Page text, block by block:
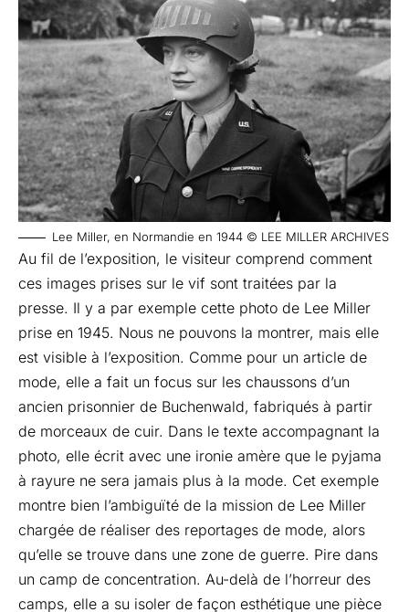
Lee Miller, en Normandie en 1944 © LEE MILLER ARCHIVES
Au fil de l’exposition, le visiteur comprend comment
ces images prises sur le vif sont traitées par la
presse. Il y a par exemple cette photo de Lee Miller
prise en 1945. Nous ne pouvons la montrer, mais elle
est visible à l’exposition. Comme pour un article de
mode, elle a fait un focus sur les chaussons d’un
ancien prisonnier de Buchenwald, fabriqués à partir
de morceaux de cuir. Dans le texte accompagnant la
photo, elle écrit avec une ironie amère que le pyjama
à rayure ne sera jamais plus à la mode. Cet exemple
montre bien l’ambiguïté de la mission de Lee Miller
chargée de réaliser des reportages de mode, alors
qu’elle se trouve dans une zone de guerre. Pire dans
un camp de concentration. Au-delà de l’horreur des
camps, elle a su isoler de façon esthétique une pièce